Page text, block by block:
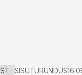
ST SISUTURUNDUS